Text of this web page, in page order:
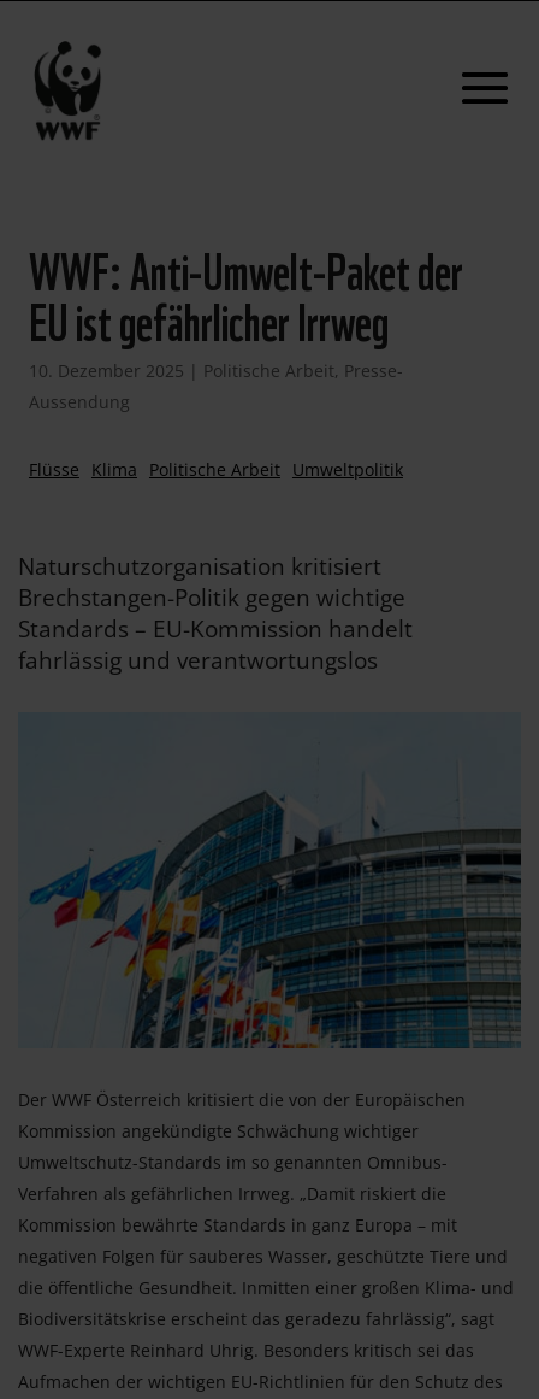
WWF: Anti-Umwelt-Paket der
EU ist gefährlicher Irrweg
10. Dezember 2025 | Politische Arbeit, Presse-
Aussendung
Flüsse Klima Politische Arbeit Umweltpolitik
Naturschutzorganisation kritisiert
Brechstangen-Politik gegen wichtige
Standards – EU-Kommission handelt
fahrlässig und verantwortungslos
Der WWF Österreich kritisiert die von der Europäischen
Kommission angekündigte Schwächung wichtiger
Umweltschutz-Standards im so genannten Omnibus-
Verfahren als gefährlichen Irrweg. „Damit riskiert die
Kommission bewährte Standards in ganz Europa – mit
negativen Folgen für sauberes Wasser, geschützte Tiere und
die öffentliche Gesundheit. Inmitten einer großen Klima- und
Biodiversitätskrise erscheint das geradezu fahrlässig“, sagt
WWF-Experte Reinhard Uhrig. Besonders kritisch sei das
Aufmachen der wichtigen EU-Richtlinien für den Schutz des